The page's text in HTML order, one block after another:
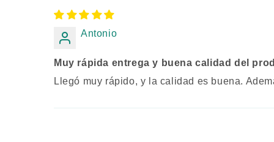
Antonio
Muy rápida entrega y buena calidad del
Llegó muy rápido, y la calidad es buena.